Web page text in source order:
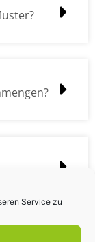
Service zu